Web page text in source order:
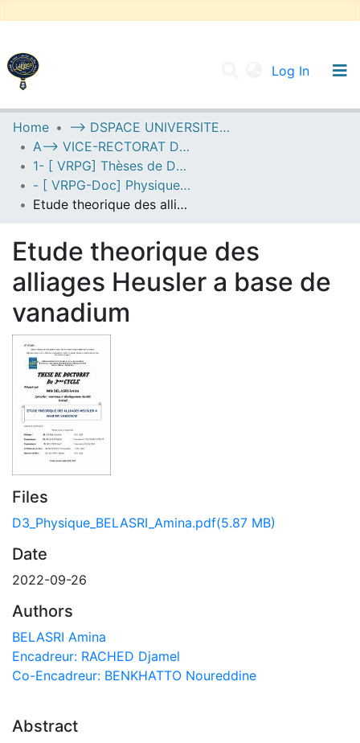
Log In
UNIVERSITY OF D.L SIDI BEL ABBES
Communities & Collections
All of DSpace
Statistics
Home
--> DSPACE UNIVERSITE DJILALLI LIABES DE SIDI BEL ABBES
A--> VICE-RECTORAT DE LA POST-GRADUATION
1- [ VRPG] Thèses de Doctorat
- [ VRPG-Doc] Physique --- فيزياء
Etude theorique des alliages Heusler a base de vanadium
Etude theorique des
alliages Heusler a base de
vanadium
Files
D3_Physique_BELASRI_Amina.pdf(5.87 MB)
Date
2022-09-26
Authors
BELASRI Amina
Encadreur: RACHED Djamel
Co-Encadreur: BENKHATTO Noureddine
Abstract